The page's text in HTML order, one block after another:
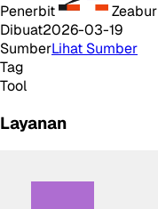
Penerbit
Zeabur
Dibuat2026-03-19
SumberLihat Sumber
Tag
Tool
Layanan